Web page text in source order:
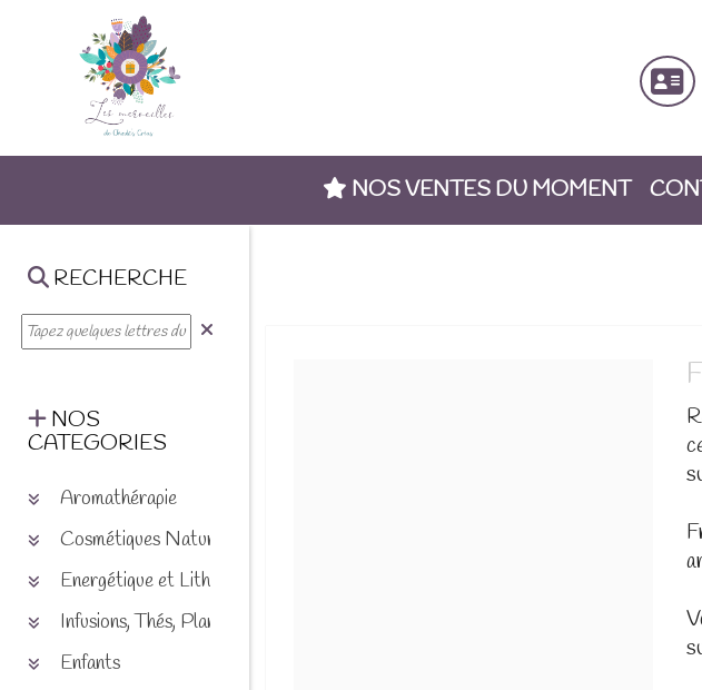
NOS VENTES DU MOMENT
RECHERCHE
NOS
CATEGORIES
Aromathérapie
Cosmétiques Naturels
Energétique et Lithothérapie
Infusions, Thés, Plantes et produits naturels
Enfants